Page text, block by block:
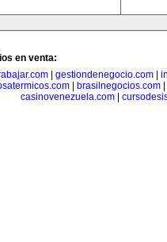
en venta:
| gestiondenegocio.com|
brasilnegocios.com
casinovenezuela.com